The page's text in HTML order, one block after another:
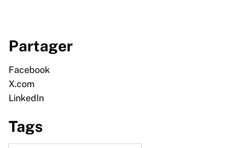
Partager
Facebook
X.com
LinkedIn
Tags